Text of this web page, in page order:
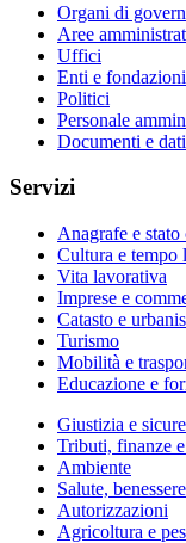
Organi di
Aree
Uffici
Enti e fondazioni
Politici
Personale
Documenti e dati
Servizi
Anagrafe e
Cultura e tempo
Vita lavorativa
Imprese e
Catasto e
Turismo
Mobilità e
Educazione e
Giustizia e
Tributi, finanze
Ambiente
Salute,
Autorizzazioni
Agricoltura e